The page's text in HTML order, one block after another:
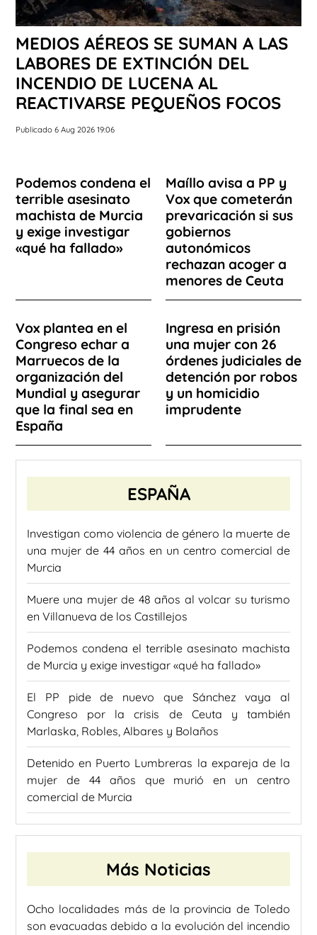
MEDIOS AÉREOS SE SUMAN A LAS
LABORES DE EXTINCIÓN DEL
INCENDIO DE LUCENA AL
REACTIVARSE PEQUEÑOS FOCOS
Publicado 6 Aug 2026 19:06
Podemos condena el
terrible asesinato
machista de Murcia
y exige investigar
«qué ha fallado»
Maíllo avisa a PP y
Vox que cometerán
prevaricación si sus
gobiernos
autonómicos
rechazan acoger a
menores de Ceuta
Vox plantea en el
Congreso echar a
Marruecos de la
organización del
Mundial y asegurar
que la final sea en
España
Ingresa en prisión
una mujer con 26
órdenes judiciales de
detención por robos
y un homicidio
imprudente
ESPAÑA
Investigan como violencia de género la muerte de
una mujer de 44 años en un centro comercial de
Murcia
Muere una mujer de 48 años al volcar su turismo
en Villanueva de los Castillejos
Podemos condena el terrible asesinato machista
de Murcia y exige investigar «qué ha fallado»
El PP pide de nuevo que Sánchez vaya al
Congreso por la crisis de Ceuta y también
Marlaska, Robles, Albares y Bolaños
Detenido en Puerto Lumbreras la expareja de la
mujer de 44 años que murió en un centro
comercial de Murcia
Más Noticias
Ocho localidades más de la provincia de Toledo
son evacuadas debido a la evolución del incendio